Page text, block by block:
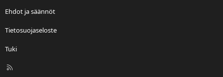
Ehdot ja säännöt
Tietosuojaseloste
Tuki
R